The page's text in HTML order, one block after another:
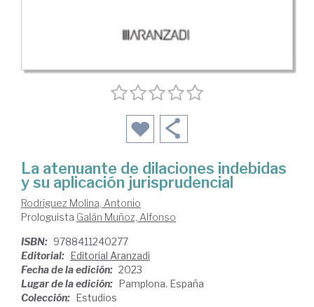
La atenuante de dilaciones indebidas
y su aplicación jurisprudencial
Rodríguez Molina, Antonio
Prologuista Galán Muñoz, Alfonso
ISBN: 9788411240277
Editorial: Editorial Aranzadi
Fecha de la edición: 2023
Lugar de la edición: Pamplona. España
Colección: Estudios